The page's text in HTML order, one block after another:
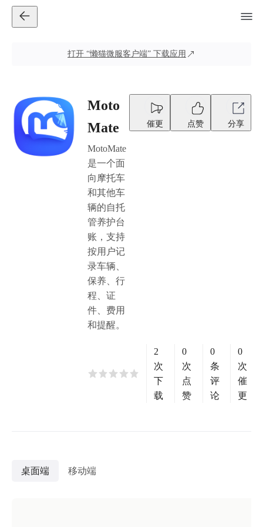
打开 “懒猫微服客户端” 下载应用
Moto
Mate
MotoMate
是一个面
向摩托车
和其他车
辆的自托
管养护台
账，支持
按用户记
录车辆、
保养、行
程、证
件、费用
和提醒。
催更 点赞 分享
2
次
下
载
0
次
点
赞
0
条
评
论
0
次
催
更
桌面端 移动端